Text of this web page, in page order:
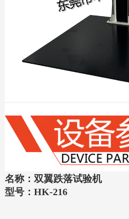
名称：双翼跌落试验机
型号：HK-216